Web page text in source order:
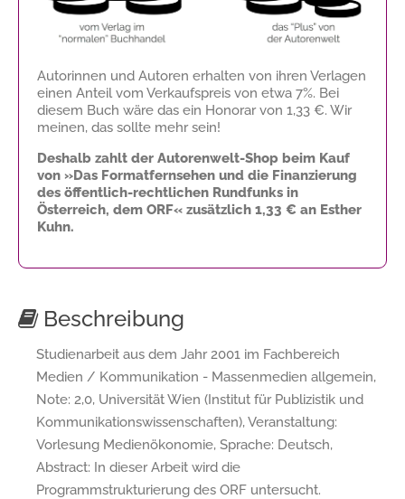
Autorinnen und Autoren erhalten von ihren Verlagen
einen Anteil vom Verkaufspreis von etwa 7%. Bei
diesem Buch wäre das ein Honorar von 1,33 €. Wir
meinen, das sollte mehr sein!
Deshalb zahlt der Autorenwelt-Shop beim Kauf
von »Das Formatfernsehen und die Finanzierung
des öffentlich-rechtlichen Rundfunks in
Österreich, dem ORF« zusätzlich 1,33 € an Esther
Kuhn.
Beschreibung
Studienarbeit aus dem Jahr 2001 im Fachbereich
Medien / Kommunikation - Massenmedien allgemein,
Note: 2,0, Universität Wien (Institut für Publizistik und
Kommunikationswissenschaften), Veranstaltung:
Vorlesung Medienökonomie, Sprache: Deutsch,
Abstract: In dieser Arbeit wird die
Programmstrukturierung des ORF untersucht.